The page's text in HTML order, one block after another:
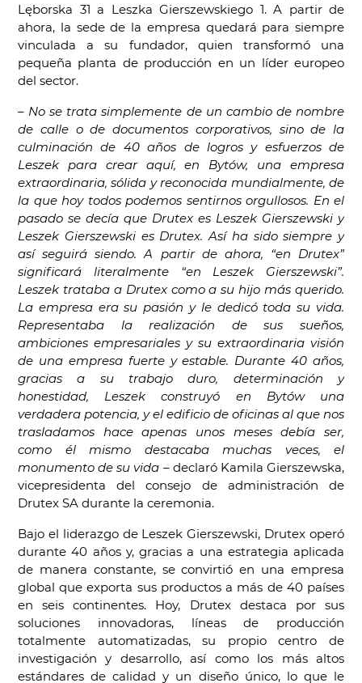
Lęborska 31 a Leszka Gierszewskiego 1. A partir de
ahora, la sede de la empresa quedará para siempre
vinculada a su fundador, quien transformó una
pequeña planta de producción en un líder europeo
del sector.
– No se trata simplemente de un cambio de nombre
de calle o de documentos corporativos, sino de la
culminación de 40 años de logros y esfuerzos de
Leszek para crear aquí, en Bytów, una empresa
extraordinaria, sólida y reconocida mundialmente, de
la que hoy todos podemos sentirnos orgullosos. En el
pasado se decía que Drutex es Leszek Gierszewski y
Leszek Gierszewski es Drutex. Así ha sido siempre y
así seguirá siendo. A partir de ahora, “en Drutex”
significará literalmente “en Leszek Gierszewski”.
Leszek trataba a Drutex como a su hijo más querido.
La empresa era su pasión y le dedicó toda su vida.
Representaba la realización de sus sueños,
ambiciones empresariales y su extraordinaria visión
de una empresa fuerte y estable. Durante 40 años,
gracias a su trabajo duro, determinación y
honestidad, Leszek construyó en Bytów una
verdadera potencia, y el edificio de oficinas al que nos
trasladamos hace apenas unos meses debía ser,
como él mismo destacaba muchas veces, el
monumento de su vida – declaró Kamila Gierszewska,
vicepresidenta del consejo de administración de
Drutex SA durante la ceremonia.
Bajo el liderazgo de Leszek Gierszewski, Drutex operó
durante 40 años y, gracias a una estrategia aplicada
de manera constante, se convirtió en una empresa
global que exporta sus productos a más de 40 países
en seis continentes. Hoy, Drutex destaca por sus
soluciones innovadoras, líneas de producción
totalmente automatizadas, su propio centro de
investigación y desarrollo, así como los más altos
estándares de calidad y un diseño único, lo que le